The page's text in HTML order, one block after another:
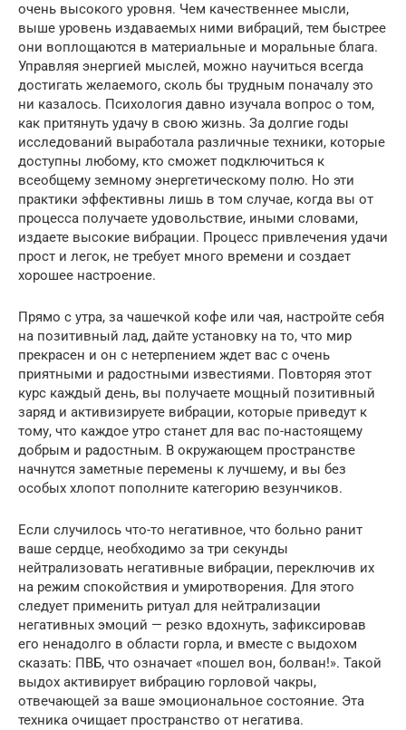
очень высокого уровня. Чем качественнее мысли,
выше уровень издаваемых ними вибраций, тем быстрее
они воплощаются в материальные и моральные блага.
Управляя энергией мыслей, можно научиться всегда
достигать желаемого, сколь бы трудным поначалу это
ни казалось. Психология давно изучала вопрос о том,
как притянуть удачу в свою жизнь. За долгие годы
исследований выработала различные техники, которые
доступны любому, кто сможет подключиться к
всеобщему земному энергетическому полю. Но эти
практики эффективны лишь в том случае, когда вы от
процесса получаете удовольствие, иными словами,
издаете высокие вибрации. Процесс привлечения удачи
прост и легок, не требует много времени и создает
хорошее настроение.
Прямо с утра, за чашечкой кофе или чая, настройте себя
на позитивный лад, дайте установку на то, что мир
прекрасен и он с нетерпением ждет вас с очень
приятными и радостными известиями. Повторяя этот
курс каждый день, вы получаете мощный позитивный
заряд и активизируете вибрации, которые приведут к
тому, что каждое утро станет для вас по-настоящему
добрым и радостным. В окружающем пространстве
начнутся заметные перемены к лучшему, и вы без
особых хлопот пополните категорию везунчиков.
Если случилось что-то негативное, что больно ранит
ваше сердце, необходимо за три секунды
нейтрализовать негативные вибрации, переключив их
на режим спокойствия и умиротворения. Для этого
следует применить ритуал для нейтрализации
негативных эмоций — резко вдохнуть, зафиксировав
его ненадолго в области горла, и вместе с выдохом
сказать: ПВБ, что означает «пошел вон, болван!». Такой
выдох активирует вибрацию горловой чакры,
отвечающей за ваше эмоциональное состояние. Эта
техника очищает пространство от негатива.